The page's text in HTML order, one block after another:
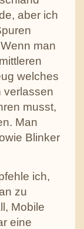
aber ich
man
welches
verlassen
musst,
Man
Blinker
ich,
zu
Mobile
eine